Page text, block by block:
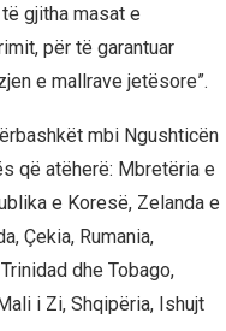
gjitha masat e
për të garantuar
e mallrave jetësore”.
mbi Ngushticën
që atëherë: Mbretëria e
e Koresë, Zelanda e
Çekia, Rumania,
dhe Tobago,
i Zi, Shqipëria, Ishujt